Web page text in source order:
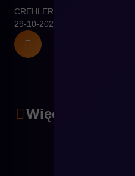
CREHLER
29-10-2025
Więcej artykułów